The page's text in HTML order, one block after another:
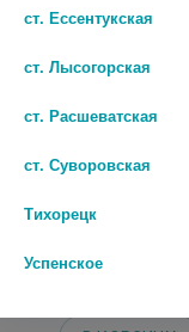
САЛОФАЛЬК 500МГ. №30
ст. Ессентукская
ст. Лысогорская
ст. Расшеватская
ст. Суворовская
Тихорецк
Успенское